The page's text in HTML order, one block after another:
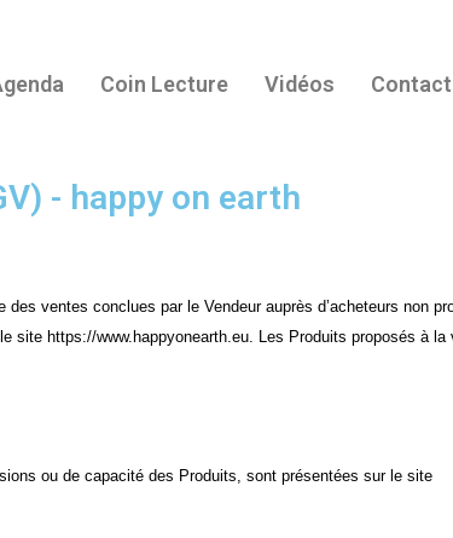
Coin Lecture Vidéos Contact
- happy on earth
ventes conclues par le Vendeur auprès d’acheteurs non
site https://www.happyonearth.eu. Les Produits proposés à la
ou de capacité des Produits, sont présentées sur le site